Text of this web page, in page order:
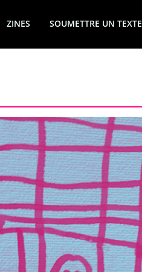
ZINES SOUMETTRE UN TEXTE